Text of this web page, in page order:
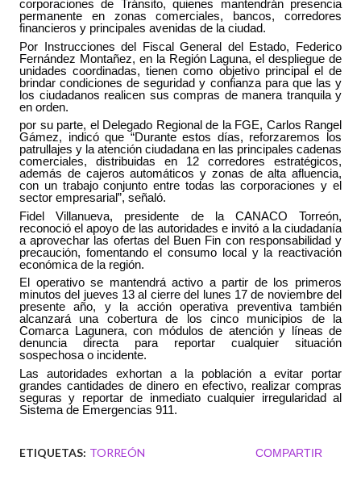
corporaciones de Tránsito, quienes mantendrán presencia
permanente en zonas comerciales, bancos, corredores
financieros y principales avenidas de la ciudad.
Por Instrucciones del Fiscal General del Estado, Federico
Fernández Montañez, en la Región Laguna, el despliegue de
unidades coordinadas, tienen como objetivo principal el de
brindar condiciones de seguridad y confianza para que las y
los ciudadanos realicen sus compras de manera tranquila y
en orden.
por su parte, el Delegado Regional de la FGE, Carlos Rangel
Gámez, indicó que “Durante estos días, reforzaremos los
patrullajes y la atención ciudadana en las principales cadenas
comerciales, distribuidas en 12 corredores estratégicos,
además de cajeros automáticos y zonas de alta afluencia,
con un trabajo conjunto entre todas las corporaciones y el
sector empresarial”, señaló.
Fidel Villanueva, presidente de la CANACO Torreón,
reconoció el apoyo de las autoridades e invitó a la ciudadanía
a aprovechar las ofertas del Buen Fin con responsabilidad y
precaución, fomentando el consumo local y la reactivación
económica de la región.
El operativo se mantendrá activo a partir de los primeros
minutos del jueves 13 al cierre del lunes 17 de noviembre del
presente año, y la acción operativa preventiva también
alcanzará una cobertura de los cinco municipios de la
Comarca Lagunera, con módulos de atención y líneas de
denuncia directa para reportar cualquier situación
sospechosa o incidente.
Las autoridades exhortan a la población a evitar portar
grandes cantidades de dinero en efectivo, realizar compras
seguras y reportar de inmediato cualquier irregularidad al
Sistema de Emergencias 911.
ETIQUETAS: TORREÓN COMPARTIR